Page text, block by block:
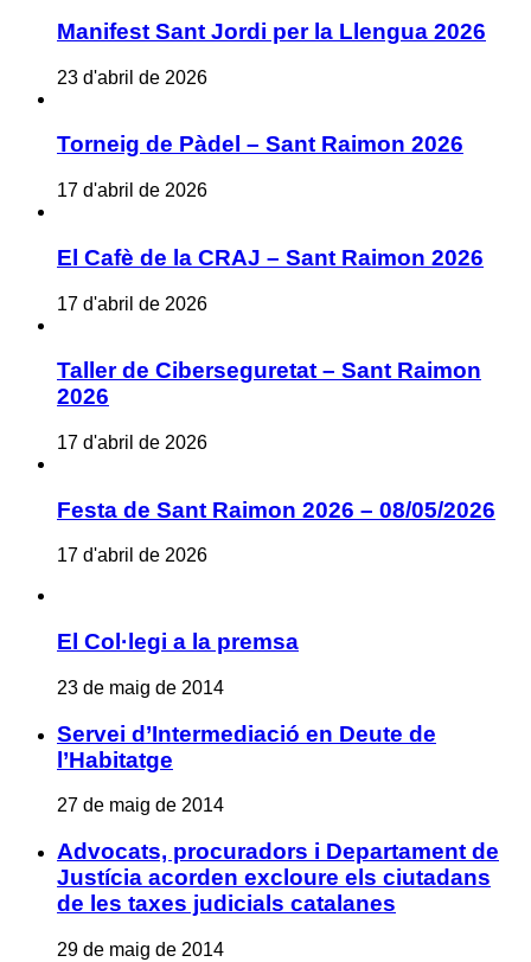
Manifest Sant Jordi per la Llengua 2026
23 d'abril de 2026
Torneig de Pàdel – Sant Raimon 2026
17 d'abril de 2026
El Cafè de la CRAJ – Sant Raimon 2026
17 d'abril de 2026
Taller de Ciberseguretat – Sant Raimon
2026
17 d'abril de 2026
Festa de Sant Raimon 2026 – 08/05/2026
17 d'abril de 2026
El Col·legi a la premsa
23 de maig de 2014
Servei d’Intermediació en Deute de
l’Habitatge
27 de maig de 2014
Advocats, procuradors i Departament de
Justícia acorden excloure els ciutadans
de les taxes judicials catalanes
29 de maig de 2014